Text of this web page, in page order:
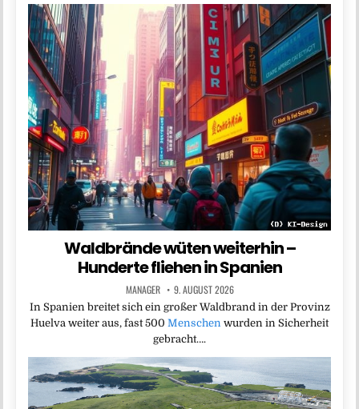
Waldbrände wüten weiterhin –
Hunderte fliehen in Spanien
MANAGER 9. AUGUST 2026
In Spanien breitet sich ein großer Waldbrand in der Provinz
Huelva weiter aus, fast 500 Menschen wurden in Sicherheit
gebracht….